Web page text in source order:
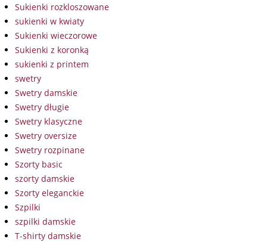
Sukienki rozkloszowane
sukienki w kwiaty
Sukienki wieczorowe
Sukienki z koronką
sukienki z printem
swetry
Swetry damskie
Swetry długie
Swetry klasyczne
Swetry oversize
Swetry rozpinane
Szorty basic
szorty damskie
Szorty eleganckie
Szpilki
szpilki damskie
T-shirty damskie